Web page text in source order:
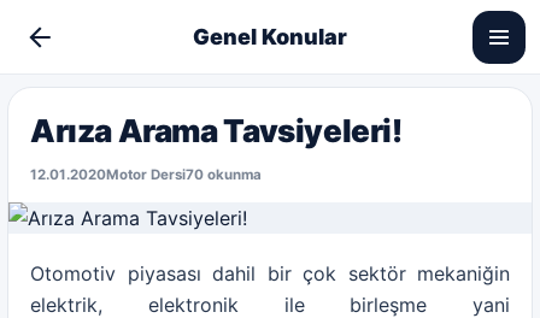
Genel Konular
Arıza Arama Tavsiyeleri!
12.01.2020Motor Dersi70 okunma
Otomotiv piyasası dahil bir çok sektör mekaniğin
elektrik, elektronik ile birleşme yani